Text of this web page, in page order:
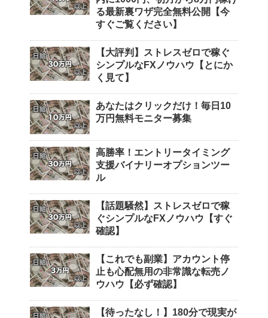
る最新裏ワザ完全無料公開【今
すぐご覧ください】
【大評判】ストレスゼロで稼ぐ
シンプルなFXノウハウ【とにか
く見て】
あなたはクリックだけ！毎日10
万円無料モニター募集
高勝率！エントリータイミング
支援バイナリーオプションツー
ル
【話題騒然】ストレスゼロで稼
ぐシンプルなFXノウハウ【すぐ
確認】
【これでも副業】アカウント停
止も心配無用の非常識な転売ノ
ウハウ【必ず確認】
【待ったなし！】180分で現実が